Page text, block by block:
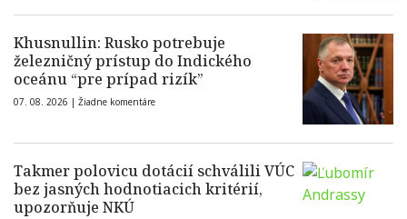
Khusnullin: Rusko potrebuje
železničný prístup do Indického
oceánu “pre prípad rizík”
07. 08. 2026 | Žiadne komentáre
Takmer polovicu dotácií schválili VÚC
bez jasných hodnotiacich kritérií,
upozorňuje NKÚ